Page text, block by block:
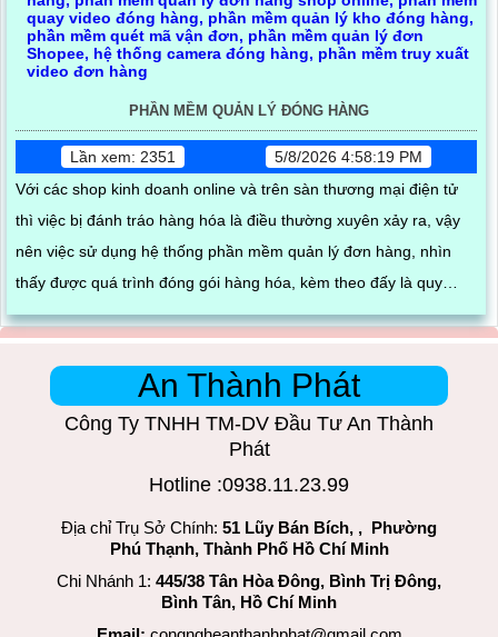
PHẦN MỀM QUẢN LÝ ĐÓNG HÀNG
Lần xem: 2351
5/8/2026 4:58:19 PM
Với các shop kinh doanh online và trên sàn thương mại điện tử
thì việc bị đánh tráo hàng hóa là điều thường xuyên xảy ra, vậy
nên việc sử dụng hệ thống phần mềm quản lý đơn hàng, nhìn
thấy được quá trình đóng gói hàng hóa, kèm theo đấy là quy
trình đóng gói cũng được ghi lại một cách dễ dàng
An Thành Phát
Công Ty TNHH TM-DV Đầu Tư An Thành
Phát
Hotline :0938.11.23.99
Địa chỉ Trụ Sở Chính: 51 Lũy Bán Bích, , Phường
Phú Thạnh, Thành Phố Hồ Chí Minh
Chi Nhánh 1: 445/38 Tân Hòa Đông, Bình Trị Đông,
Bình Tân, Hồ Chí Minh